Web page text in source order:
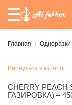
Главная Одноразки
Вернуться в каталог
CHERRY
ГАЗИРОВКА) –